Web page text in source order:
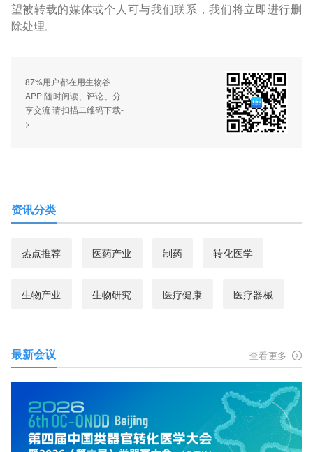
望被转载的媒体或个人可与我们联系，我们将立即进行删
除处理。
87%用户都在用生物谷
APP 随时阅读、评论、分
享交流 请扫描二维码下载-
>
资讯分类
热点推荐 医药产业 制药 转化医学
生物产业 生物研究 医疗健康 医疗器械
最新会议 查看更多